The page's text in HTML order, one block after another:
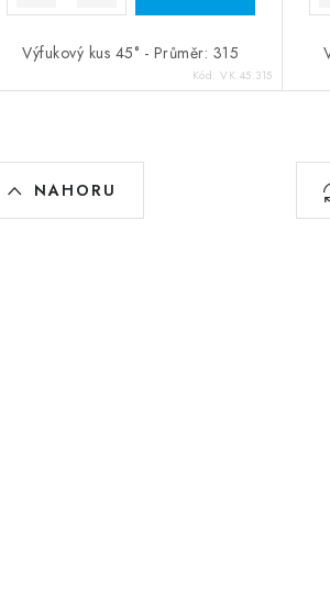
Výfukový kus 45° - Průměr: 315
Kód:VK.45.315
Ovládací prvky výpisu
NAHORU